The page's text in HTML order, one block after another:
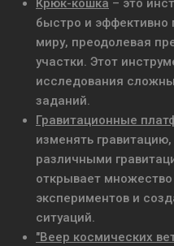
Крюк-кошка – это
быстро и эффективно
миру, преодолевая
участки. Этот
исследования
заданий.
Гравитационные
изменять
различными
открывает
экспериментов и
ситуаций.
"Веер космических